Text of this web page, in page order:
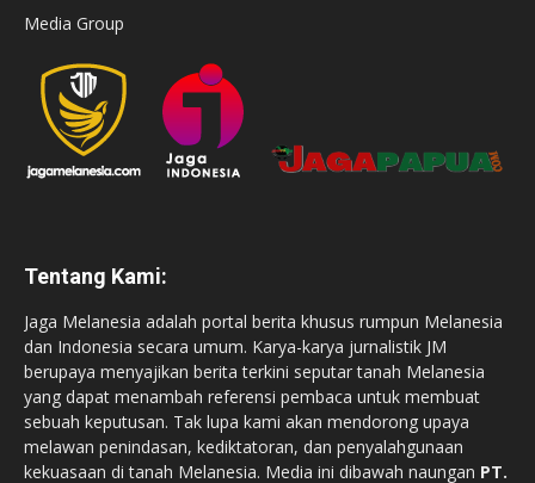
Media Group
Tentang Kami:
Jaga Melanesia adalah portal berita khusus rumpun Melanesia
dan Indonesia secara umum. Karya-karya jurnalistik JM
berupaya menyajikan berita terkini seputar tanah Melanesia
yang dapat menambah referensi pembaca untuk membuat
sebuah keputusan. Tak lupa kami akan mendorong upaya
melawan penindasan, kediktatoran, dan penyalahgunaan
kekuasaan di tanah Melanesia. Media ini dibawah naungan PT.